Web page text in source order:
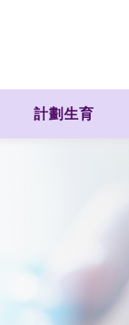
計劃生育